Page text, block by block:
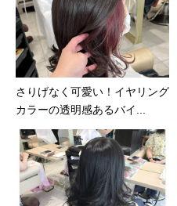
さりげなく可愛い！イヤリング
カラーの透明感あるバイ...